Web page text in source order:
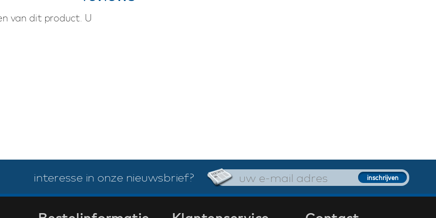
van dit product. U
interesse in onze nieuwsbrief?